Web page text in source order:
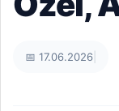
📅 17.06.2026